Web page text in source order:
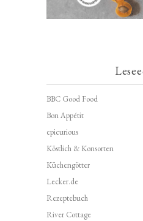
BBC Good Food
Bon Appétit
epicurious
Köstlich & Konsorten
Küchengötter
Lecker.de
Rezeptebuch
River Cottage